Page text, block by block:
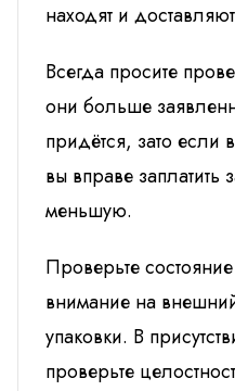
находят и
Всегда просите
они больше
придётся, зато
вы вправе заплатить
меньшую.
Проверьте
внимание на
упаковки. В
проверьте